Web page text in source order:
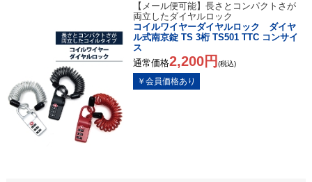
【メール便可能】長さとコンパクトさが
両立したダイヤルロック
コイルワイヤーダイヤルロック ダイヤ
ル式南京錠 TS 3桁 TS501 TTC コンサイ
ス
通常価格2,200円 (税込)